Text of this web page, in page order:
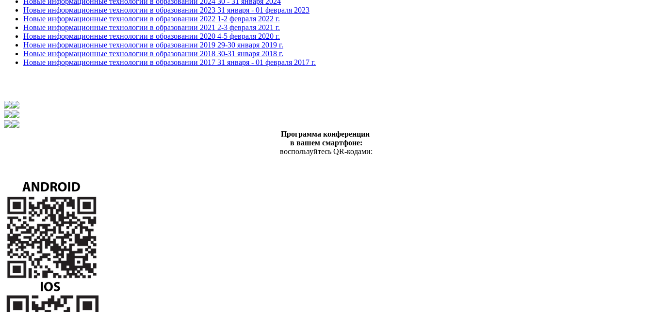
Новые информационные технологии в образовании 2023 31 января - 01 февраля 2023
Новые информационные технологии в образовании 2022 1-2 февраля 2022 г.
Новые информационные технологии в образовании 2021 2-3 февраля 2021 г.
Новые информационные технологии в образовании 2020 4-5 февраля 2020 г.
Новые информационные технологии в образовании 2019 29-30 января 2019 г.
Новые информационные технологии в образовании 2018 30-31 января 2018 г.
Новые информационные технологии в образовании 2017 31 января - 01 февраля 2017 г.
Программа конференции
в вашем смартфоне:
воспользуйтесь QR-кодами: